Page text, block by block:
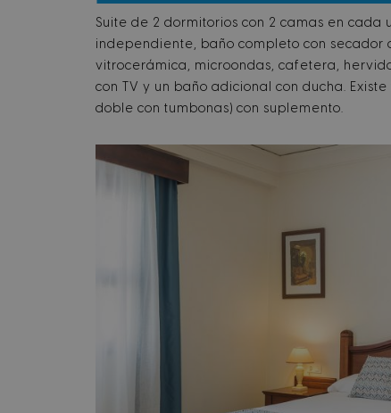
Suite de 2 dormitorios con 2 camas en
independiente, baño completo con secador
vitrocerámica, microondas, cafetera,
con TV y un baño adicional con ducha.
doble con tumbonas) con suplemento.